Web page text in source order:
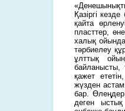
Қазіргі
қайта
пласттер,
халық
тәрбиелеу
ұлттық
байланысты,
қажет
жүзден
бар.
деген